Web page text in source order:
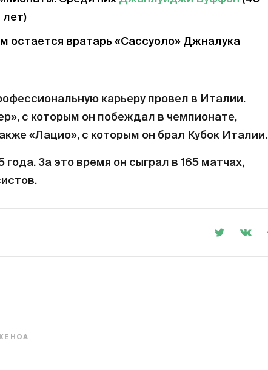
лет)
остается вратарь «Сассуоло» Джналука
карьеру провел в Италии.
с которым он побеждал в чемпионате,
«Лацио», с которым он брал Кубок Италии.
года. За это время он сыграл в 165 матчах,